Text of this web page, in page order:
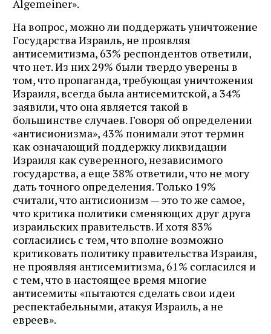
Algemeiner».
На вопрос, можно ли поддержать уничтожение
Государства Израиль, не проявляя
антисемитизма, 63% респондентов ответили,
что нет. Из них 29% были твердо уверены в
том, что пропаганда, требующая уничтожения
Израиля, всегда была антисемитской, а 34%
заявили, что она является такой в
большинстве случаев. Говоря об определении
«антисионизма», 43% понимали этот термин
как означающий поддержку ликвидации
Израиля как суверенного, независимого
государства, а еще 38% ответили, что не могу
дать точного определения. Только 19%
считали, что антисионизм — это то же самое,
что критика политики сменяющих друг друга
израильских правительств. И хотя 83%
согласились с тем, что вполне возможно
критиковать политику правительства Израиля,
не проявляя антисемитизма, 61% согласился и
с тем, что в настоящее время многие
антисемиты «пытаются сделать свои идеи
респектабельными, атакуя Израиль, а не
евреев».